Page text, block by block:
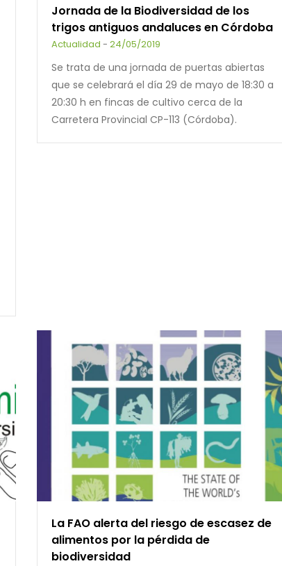
Jornada de la Biodiversidad de los
trigos antiguos andaluces en Córdoba
Actualidad - 24/05/2019
Se trata de una jornada de puertas abiertas
que se celebrará el día 29 de mayo de 18:30 a
20:30 h en fincas de cultivo cerca de la
Carretera Provincial CP-113 (Córdoba).
La FAO alerta del riesgo de escasez de
alimentos por la pérdida de
biodiversidad